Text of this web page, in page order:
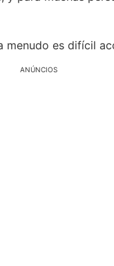
es difícil
ANÚNCIOS